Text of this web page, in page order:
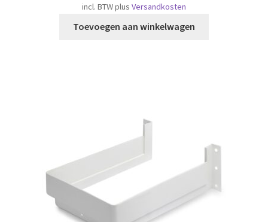
incl. BTWplus Versandkosten
Toevoegen aan winkelwagen